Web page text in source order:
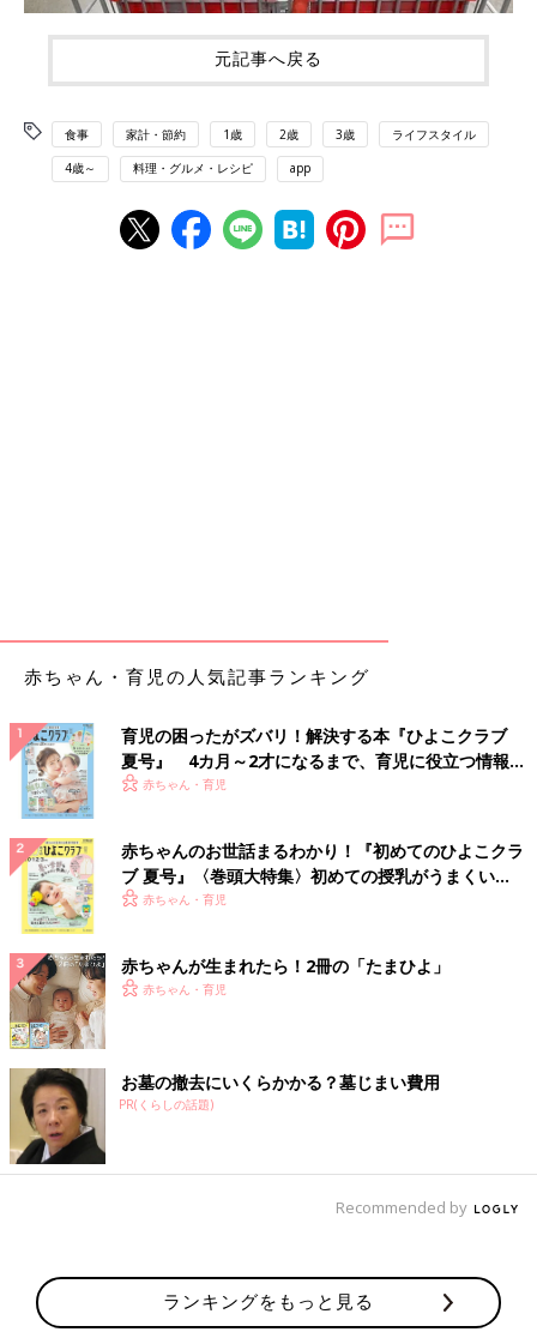
元記事へ戻る
食事 家計・節約 1歳 2歳 3歳 ライフスタイル
4歳～ 料理・グルメ・レシピ app
赤ちゃん・育児の人気記事ランキング
育児の困ったがズバリ！解決する本『ひよこクラブ
夏号』 4カ月～2才になるまで、育児に役立つ情報が
いっぱい！
赤ちゃん・育児
赤ちゃんのお世話まるわかり！『初めてのひよこクラ
ブ 夏号』〈巻頭大特集〉初めての授乳がうまくい
く！ おっぱい・ミルクの基本と夏のトラブル 解決テ
赤ちゃん・育児
赤ちゃんが生まれたら！2冊の「たまひよ」
赤ちゃん・育児
お墓の撤去にいくらかかる？墓じまい費用
PR(くらしの話題)
Recommended by
ランキングをもっと見る